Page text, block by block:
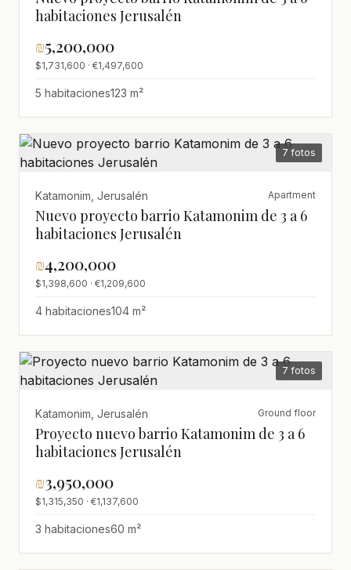
habitaciones Jerusalén
₪5,200,000
$1,731,600 · €1,497,600
5 habitaciones123 m²
7 fotos
Katamonim, Jerusalén Apartment
Nuevo proyecto barrio Katamonim de 3 a 6
habitaciones Jerusalén
₪4,200,000
$1,398,600 · €1,209,600
4 habitaciones104 m²
7 fotos
Katamonim, Jerusalén Ground floor
Proyecto nuevo barrio Katamonim de 3 a 6
habitaciones Jerusalén
₪3,950,000
$1,315,350 · €1,137,600
3 habitaciones60 m²